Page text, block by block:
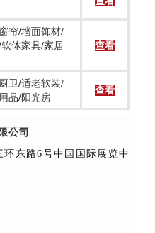
帘/墙面饰材/
体家具/家居
查看
卫/适老软装/
品/阳光房
查看
公司
东路6号中国国际展览中